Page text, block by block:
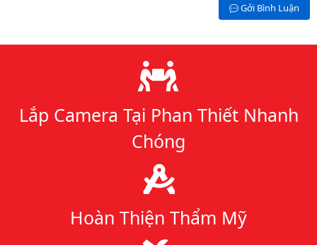
Gởi Bình Luận
Lý do chọn chúng tôi
Lắp Camera Tại Phan Thiết Nhanh
Chóng
Hoàn Thiện Thẩm Mỹ